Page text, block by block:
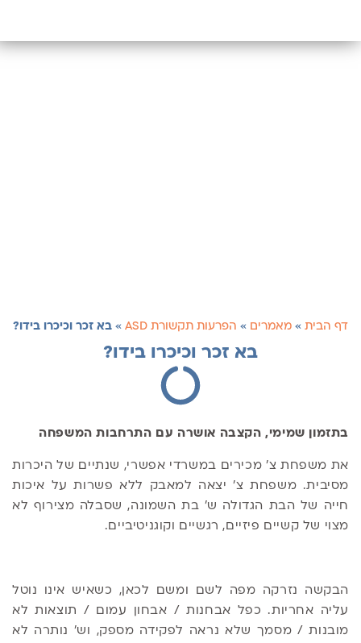
דף הבית » מאמרים » הפרעות תקשורת ASD » בא זכר וכיכרו בידו?
בא זכר וכיכרו בידו?
בתזמון שמימי, הקצבה אושרה עם התרחבות המשפחה
את משפחת צ' מכירים במשרדי אפשרי, שנתיים של היכרות
מסיבית. משפחת צ' יצאה למאבק ללא פשרות על איכות
חייה של הבת הגדולה ש' בת השמונה, שסבלה מצירוף לא
מצוי של קשיים פיזיים, רגשיים וקוגניטיביים.
הבקשה נזרקה מפה לשם ומשם לכאן, כשאיש אינו נוטל
עליה אחריות. כפל אבחנות / אבחון עמום / תוצאות לא
מובנות / מסמך שלא נראה לפקידה מספק, וש' נותרה לא